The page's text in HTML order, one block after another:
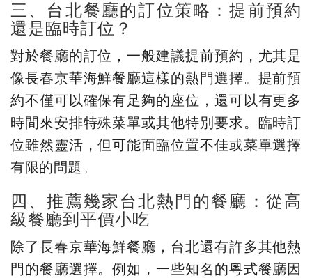
三、台北餐廳的訂位策略：提前預約
還是臨時訂位？
對於餐廳的訂位，一般建議提前預約，尤其是
像長春京華海鮮餐廳這樣的熱門選擇。提前預
約不僅可以確保有足夠的座位，還可以有更多
時間來安排特殊菜單或其他特別要求。臨時訂
位雖然靈活，但可能面臨位置不佳或菜單選擇
有限的問題。
四、推薦幾家台北熱門的餐廳：從高
級餐廳到平價小吃
除了長春京華海鮮餐廳，台北還有許多其他熱
門的餐廳選擇。例如，一些知名的粵式餐廳因